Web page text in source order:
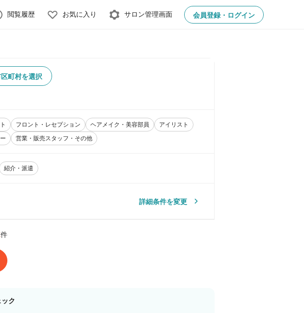
閲覧履歴 お気に入り サロン管理画面 会員登録・ログイン
町村を選択
フロント・レセプション ヘアメイク・美容部員
アイリスト
営業・販売スタッフ・その他
紹介・派遣
詳細条件を変更
件
ク